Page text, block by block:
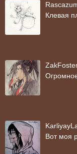
Клевая
Вот моя